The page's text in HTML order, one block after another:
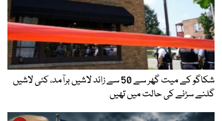
شکاگو کے میت گھر سے 50 سے زائد لاشیں برآمد، کئی لاشیں
گلنے سڑنے کی حالت میں تھیں